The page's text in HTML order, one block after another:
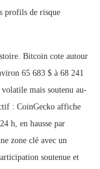
profils de risque
Bitcoin cote autour
65 683 $ à 68 241
mais soutenu au-
: CoinGecko affiche
h, en hausse par
zone clé avec un
soutenue et